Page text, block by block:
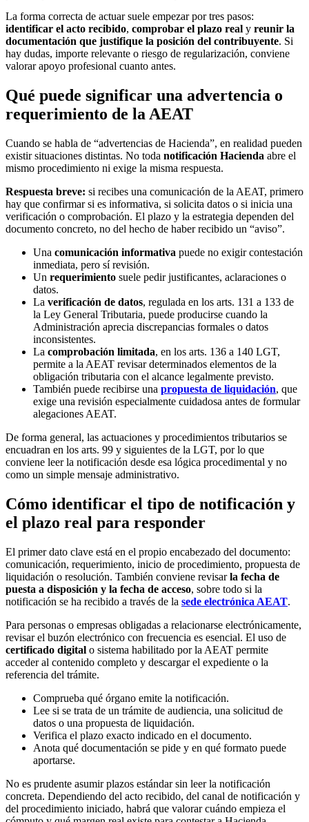
La forma correcta de actuar suele empezar por tres pasos:
identificar el acto recibido, comprobar el plazo real y reunir la
documentación que justifique la posición del contribuyente. Si
hay dudas, importe relevante o riesgo de regularización, conviene
valorar apoyo profesional cuanto antes.
Qué puede significar una advertencia o
requerimiento de la AEAT
Cuando se habla de “advertencias de Hacienda”, en realidad pueden
existir situaciones distintas. No toda notificación Hacienda abre el
mismo procedimiento ni exige la misma respuesta.
Respuesta breve: si recibes una comunicación de la AEAT, primero
hay que confirmar si es informativa, si solicita datos o si inicia una
verificación o comprobación. El plazo y la estrategia dependen del
documento concreto, no del hecho de haber recibido un “aviso”.
Una comunicación informativa puede no exigir contestación
inmediata, pero sí revisión.
Un requerimiento suele pedir justificantes, aclaraciones o
datos.
La verificación de datos, regulada en los arts. 131 a 133 de
la Ley General Tributaria, puede producirse cuando la
Administración aprecia discrepancias formales o datos
inconsistentes.
La comprobación limitada, en los arts. 136 a 140 LGT,
permite a la AEAT revisar determinados elementos de la
obligación tributaria con el alcance legalmente previsto.
También puede recibirse una propuesta de liquidación, que
exige una revisión especialmente cuidadosa antes de formular
alegaciones AEAT.
De forma general, las actuaciones y procedimientos tributarios se
encuadran en los arts. 99 y siguientes de la LGT, por lo que
conviene leer la notificación desde esa lógica procedimental y no
como un simple mensaje administrativo.
Cómo identificar el tipo de notificación y
el plazo real para responder
El primer dato clave está en el propio encabezado del documento:
comunicación, requerimiento, inicio de procedimiento, propuesta de
liquidación o resolución. También conviene revisarla fecha de
puesta a disposición y la fecha de acceso, sobre todo si la
notificación se ha recibido a través de la sede electrónica AEAT.
Para personas o empresas obligadas a relacionarse electrónicamente,
revisar el buzón electrónico con frecuencia es esencial. El uso de
certificado digital o sistema habilitado por la AEAT permite
acceder al contenido completo y descargar el expediente o la
referencia del trámite.
Comprueba qué órgano emite la notificación.
Lee si se trata de un trámite de audiencia, una solicitud de
datos o una propuesta de liquidación.
Verifica el plazo exacto indicado en el documento.
Anota qué documentación se pide y en qué formato puede
aportarse.
No es prudente asumir plazos estándar sin leer la notificación
concreta. Dependiendo del acto recibido, del canal de notificación y
del procedimiento iniciado, habrá que valorar cuándo empieza el